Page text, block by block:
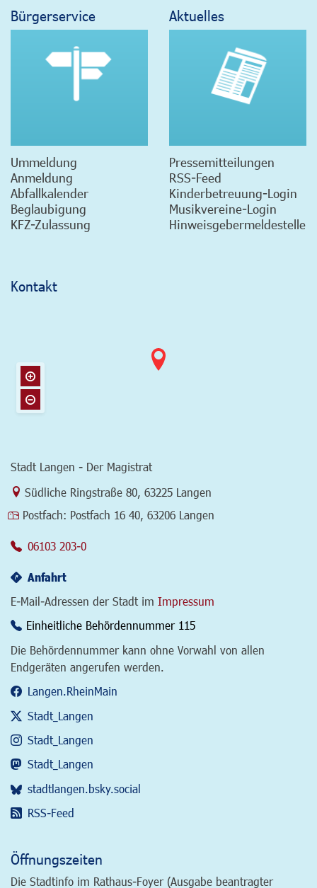
Bürgerservice
Ummeldung
Anmeldung
Abfallkalender
Beglaubigung
KFZ-Zulassung
Aktuelles
Pressemitteilungen
RSS-Feed
Kinderbetreuung-Login
Musikvereine-Login
Hinweisgebermeldestelle
Kontakt
Stadt Langen - Der Magistrat
Link zur Google-Maps Navigation
Südliche Ringstraße 80 63225 Langen
Postfach: Postfach 16 40, 63206 Langen
06103 203-0
Anfahrt
E-Mail-Adressen der Stadt im Impressum
Einheitliche Behördennummer 115
Die Behördennummer kann ohne Vorwahl von allen
Endgeräten angerufen werden.
Langen.RheinMain
Stadt_Langen
Stadt_Langen
Stadt_Langen
stadtlangen.bsky.social
RSS-Feed
Öffnungszeiten
Die Stadtinfo im Rathaus-Foyer (Ausgabe beantragter